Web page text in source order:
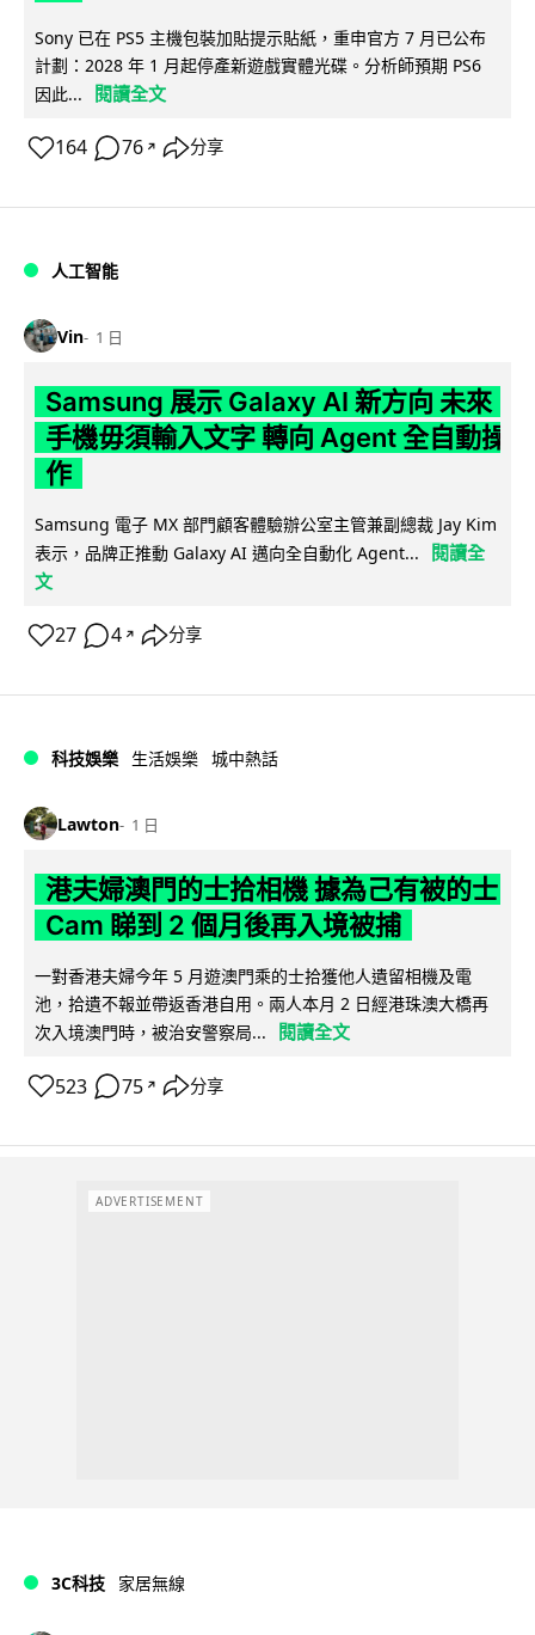
Sony 已在 PS5 主機包裝加貼提示貼紙，重申官方 7 月已公布
計劃：2028 年 1 月起停產新遊戲實體光碟。分析師預期 PS6
因此...
閱讀全文
164 76 ↗ 分享
人工智能
Vin 1 日
Samsung 展示 Galaxy AI 新方向 未來
手機毋須輸入文字 轉向 Agent 全自動操
作
Samsung 電子 MX 部門顧客體驗辦公室主管兼副總裁 Jay Kim
表示，品牌正推動 Galaxy AI 邁向全自動化 Agent...
閱讀全
文
27 4 ↗ 分享
科技娛樂 生活娛樂 城中熱話
Lawton 1 日
港夫婦澳門的士拾相機 據為己有被的士
Cam 睇到 2 個月後再入境被捕
一對香港夫婦今年 5 月遊澳門乘的士拾獲他人遺留相機及電
池，拾遺不報並帶返香港自用。兩人本月 2 日經港珠澳大橋再
次入境澳門時，被治安警察局...
閱讀全文
523 75 ↗ 分享
ADVERTISEMENT
3C科技 家居無線